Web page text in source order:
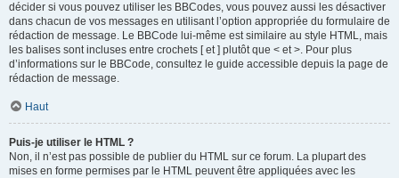
décider si vous pouvez utiliser les BBCodes, vous pouvez aussi les désactiver
dans chacun de vos messages en utilisant l’option appropriée du formulaire de
rédaction de message. Le BBCode lui-même est similaire au style HTML, mais
les balises sont incluses entre crochets [ et ] plutôt que < et >. Pour plus
d’informations sur le BBCode, consultez le guide accessible depuis la page de
rédaction de message.
Haut
Puis-je utiliser le HTML ?
Non, il n’est pas possible de publier du HTML sur ce forum. La plupart des
mises en forme permises par le HTML peuvent être appliquées avec les